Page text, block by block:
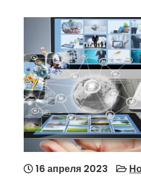
16 апреля 2023